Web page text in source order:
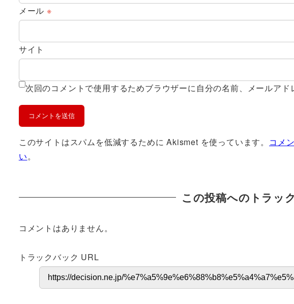
メール ※
サイト
次回のコメントで使用するためブラウザーに自分の名前、メールアド
このサイトはスパムを低減するために Akismet を使っています。 コメ
い。
この投稿へのトラッ
コメントはありません。
トラックバック URL